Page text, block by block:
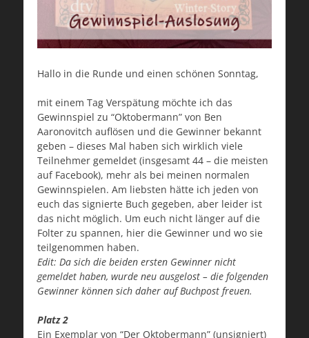
Hallo in die Runde und einen schönen Sonntag,
mit einem Tag Verspätung möchte ich das
Gewinnspiel zu “Oktobermann” von Ben
Aaronovitch auflösen und die Gewinner bekannt
geben – dieses Mal haben sich wirklich viele
Teilnehmer gemeldet (insgesamt 44 – die meisten
auf Facebook), mehr als bei meinen normalen
Gewinnspielen. Am liebsten hätte ich jeden von
euch das signierte Buch gegeben, aber leider ist
das nicht möglich. Um euch nicht länger auf die
Folter zu spannen, hier die Gewinner und wo sie
teilgenommen haben.
Edit: Da sich die beiden ersten Gewinner nicht
gemeldet haben, wurde neu ausgelost – die folgenden
Gewinner können sich daher auf Buchpost freuen.
Platz 2
Ein Exemplar von “Der Oktobermann” (unsigniert)